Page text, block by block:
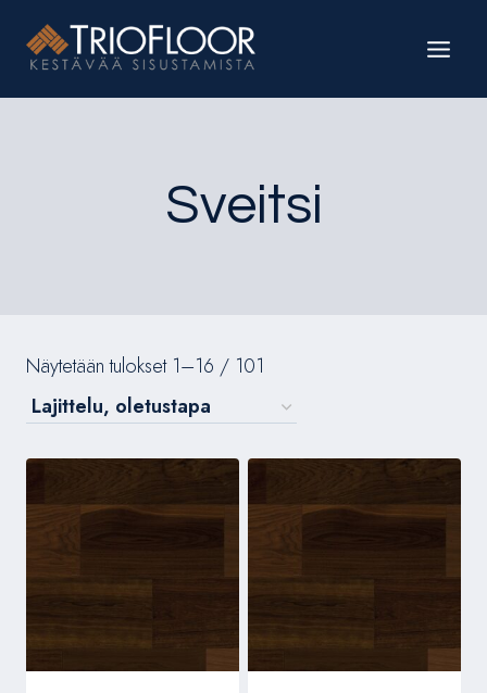
sisältöön
Sveitsi
Näytetään tulokset 1–16 / 101